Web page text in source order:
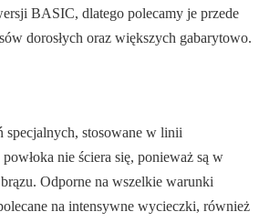
BASIC, dlatego polecamy je przede
dorosłych oraz większych gabarytowo.
specjalnych, stosowane w linii
nie ściera się, ponieważ są w
brązu. Odporne na wszelkie warunki
na intensywne wycieczki, również